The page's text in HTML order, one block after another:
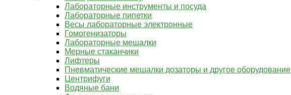
Лабораторные инструменты и посуда
Лабораторные пипетки
Весы лабораторные электронные
Гомогенизаторы
Лабораторные мешалки
Мерные стаканчики
Лифтеры
Пневматические мешалки дозаторы и другое оборудование
Центрифуги
Водяные бани